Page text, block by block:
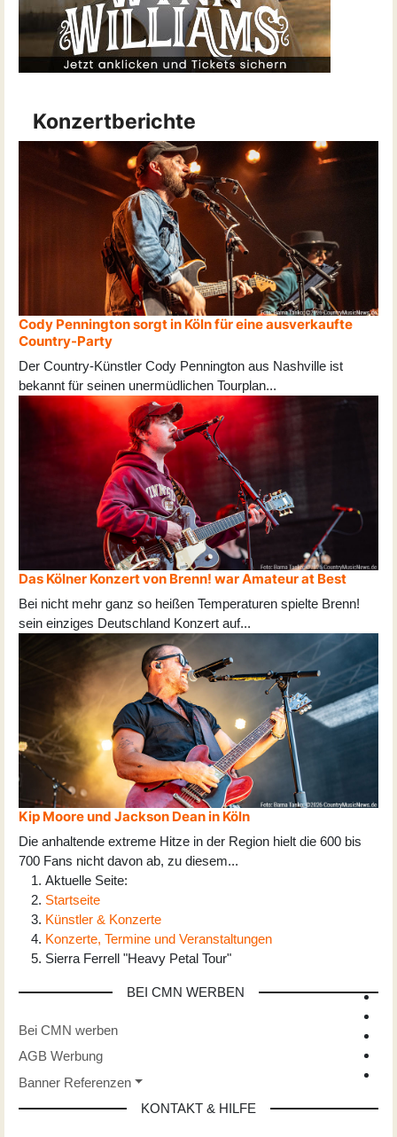
Konzertberichte
Cody Pennington sorgt in Köln für eine ausverkaufte
Country-Party
Der Country-Künstler Cody Pennington aus Nashville ist
bekannt für seinen unermüdlichen Tourplan...
Das Kölner Konzert von Brenn! war Amateur at Best
Bei nicht mehr ganz so heißen Temperaturen spielte Brenn!
sein einziges Deutschland Konzert auf...
Kip Moore und Jackson Dean in Köln
Die anhaltende extreme Hitze in der Region hielt die 600 bis
700 Fans nicht davon ab, zu diesem...
Aktuelle Seite:
Startseite
Künstler & Konzerte
Konzerte, Termine und Veranstaltungen
Sierra Ferrell "Heavy Petal Tour"
BEI CMN WERBEN
Bei CMN werben
AGB Werbung
Banner Referenzen
KONTAKT & HILFE